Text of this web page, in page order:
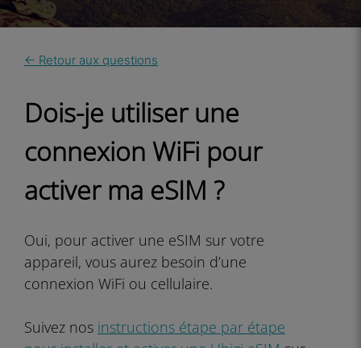
← Retour aux questions
Dois-je utiliser une
connexion WiFi pour
activer ma eSIM ?
Oui, pour activer une eSIM sur votre
appareil, vous aurez besoin d’une
connexion WiFi ou cellulaire.
Suivez nos instructions étape par étape